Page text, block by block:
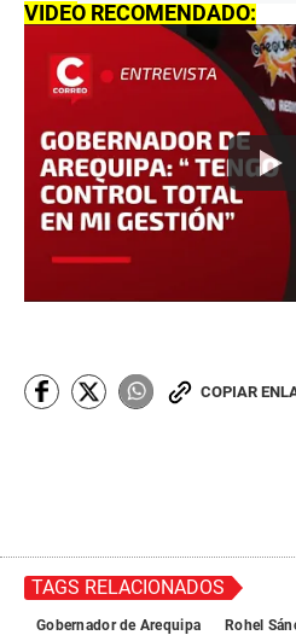
VIDEO RECOMENDADO:
COPIAR
TAGS RELACIONADOS
Gobernador de Arequipa Rohel